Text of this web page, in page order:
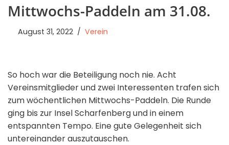
Mittwochs-Paddeln am 31.08.
August 31, 2022 Verein
So hoch war die Beteiligung noch nie. Acht
Vereinsmitglieder und zwei Interessenten trafen sich
zum wöchentlichen Mittwochs-Paddeln. Die Runde
ging bis zur Insel Scharfenberg und in einem
entspannten Tempo. Eine gute Gelegenheit sich
untereinander auszutauschen.